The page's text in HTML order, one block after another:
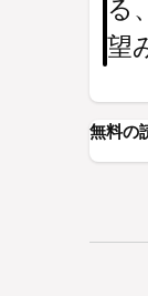
る
望
無料の